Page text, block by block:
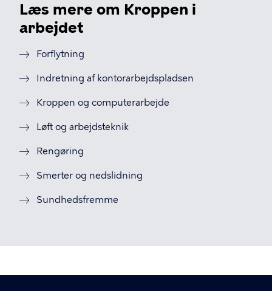
Læs mere om Kroppen i
arbejdet
Forflytning
Indretning af kontorarbejdspladsen
Kroppen og computerarbejde
Løft og arbejdsteknik
Rengøring
Smerter og nedslidning
Sundhedsfremme